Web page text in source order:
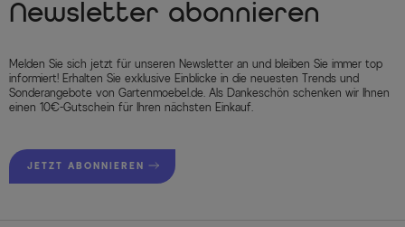
Newsletter abonnieren
Melden Sie sich jetzt für unseren Newsletter an und bleiben Sie immer top
informiert! Erhalten Sie exklusive Einblicke in die neuesten Trends und
Sonderangebote von Gartenmoebel.de. Als Dankeschön schenken wir Ihnen
einen 10€-Gutschein für Ihren nächsten Einkauf.
JETZT ABONNIEREN